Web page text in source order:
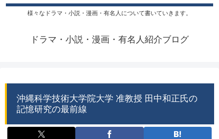
様々なドラマ・小説・漫画・有名人について書いていきます。
ドラマ・小説・漫画・有名人紹介ブログ
沖縄科学技術大学院大学 准教授 田中和正氏の
記憶研究の最前線